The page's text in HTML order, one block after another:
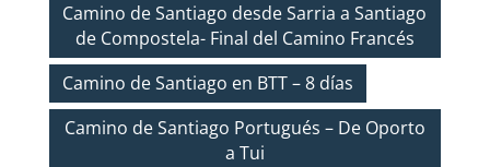
Camino de Santiago desde Sarria a Santiago
de Compostela- Final del Camino Francés
Camino de Santiago en BTT – 8 días
Camino de Santiago Portugués – De Oporto
a Tui